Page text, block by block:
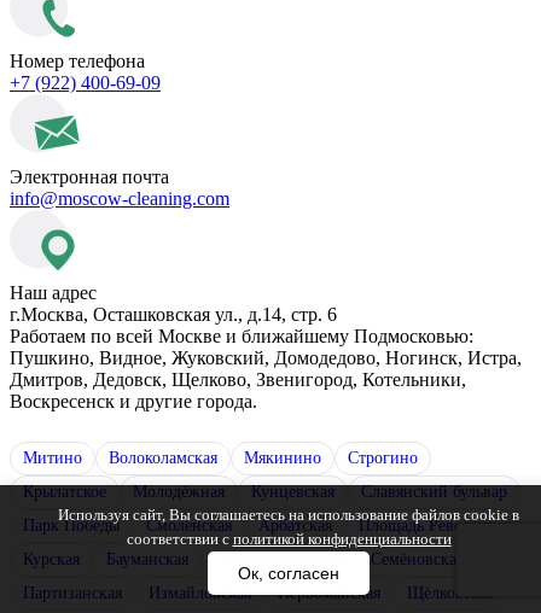
Номер телефона
+7 (922) 400-69-09
Электронная почта
info@moscow-cleaning.com
Наш адрес
г.Москва, Осташковская ул., д.14, стр. 6
Работаем по всей Москве и ближайшему Подмосковью:
Пушкино, Видное, Жуковский, Домодедово, Ногинск, Истра,
Дмитров, Дедовск, Щелково, Звенигород, Котельники,
Воскресенск и другие города.
Митино Волоколамская Мякинино
Строгино
Крылатское
Молодёжная Кунцевская
Славянский бульвар
Парк Победы
Смоленская Арбатская
Площадь Революции
Курская
Бауманская
Семёновская
Партизанская
Измайловская Первомайская Щёлковская
Используя сайт, Вы соглашаетесь на использование файлов cookie в
соответствии с политикой конфиденциальности
Ок, согласен